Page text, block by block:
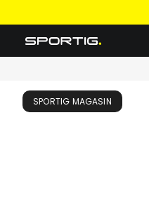
SPORTIG MAGASIN